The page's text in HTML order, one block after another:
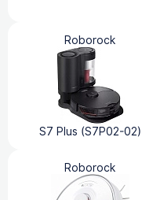
Roborock
S7 Plus (S7P02-02)
Roborock